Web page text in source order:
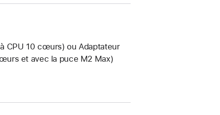
CPU 10 cœurs) ou Adaptateur
et avec la puce M2 Max)